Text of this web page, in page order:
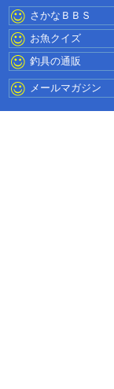
さかなＢＢＳ
お魚クイズ
釣具の通販
メールマガジン